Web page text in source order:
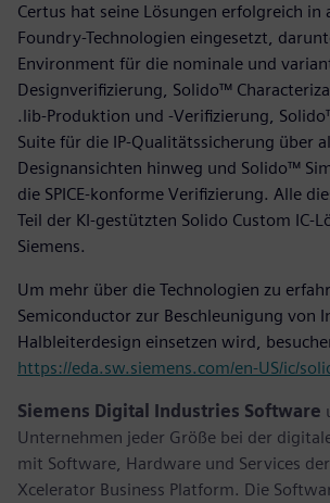
Certus hat seine Lösungen erfolgreich in
Foundry-Technologien eingesetzt,
Environment für die nominale und
Designverifizierung, Solido™
.lib-Produktion und -Verifizierung,
Suite für die IP-Qualitätssicherung über
Designansichten hinweg und Solido™
die SPICE-konforme Verifizierung. Alle
Teil der KI-gestützten Solido Custom IC-
Siemens.
Um mehr über die Technologien zu
Semiconductor zur Beschleunigung von
Halbleiterdesign einsetzen wird,
https://eda.sw.siemens.com/en-US/ic/
Siemens Digital Industries Software
Unternehmen jeder Größe bei der
mit Software, Hardware und Services
Xcelerator Business Platform. Die